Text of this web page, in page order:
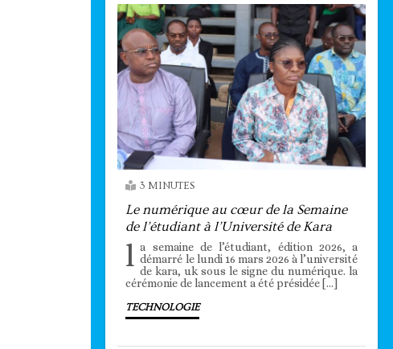
3 MINUTES
Le numérique au cœur de la Semaine
de l’étudiant à l’Université de Kara
l a semaine de l’étudiant, édition 2026, a
démarré le lundi 16 mars 2026 à l’université
de kara, uk sous le signe du numérique. la
cérémonie de lancement a été présidée […]
TECHNOLOGIE